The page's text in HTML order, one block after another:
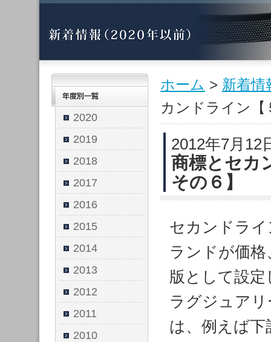
ホーム > 新着情
カンドライン【
2012年7月12
商標とセカ
その６】
セカンドラ
ランドが価
版として設
ラグジュア
は、例えば
2020
2019
2018
2017
2016
2015
2014
2013
2012
2011
2010